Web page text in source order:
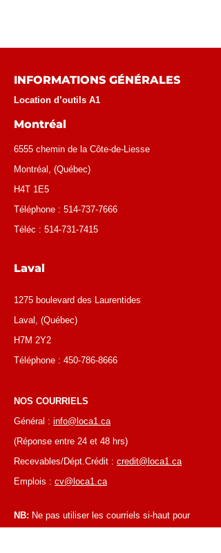
INFORMATIONS GÉNÉRALES
Location d’outils A1
Montréal
6555 chemin de la Côte-de-Liesse
Montréal , (Québec)
H4T 1E5
Téléphone : 514-737-7666
Téléc : 514-731-7415
Laval
1275 boulevard des Laurentides
Laval, (Québec)
H7M 2Y2
Téléphone : 450-786-8666
NOS COURRIELS
Général : info@loca1.ca
(Réponse entre 24 et 48 hrs)
Recevables/Dépt.Crédit : credit@loca1.ca
Emplois : cv@loca1.ca
NB: Ne pas utiliser les courriels si-haut pour